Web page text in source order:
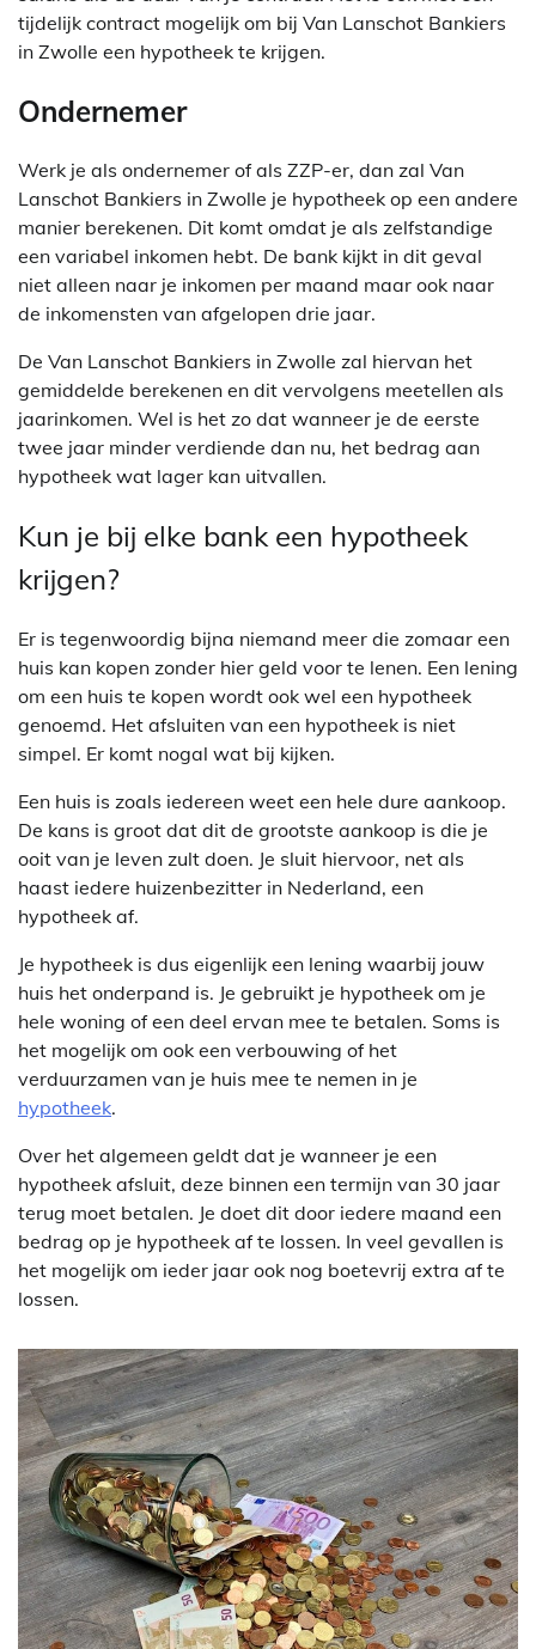
tijdelijk contract mogelijk om bij Van Lanschot Bankiers
in Zwolle een hypotheek te krijgen.
Ondernemer
Werk je als ondernemer of als ZZP-er, dan zal Van
Lanschot Bankiers in Zwolle je hypotheek op een andere
manier berekenen. Dit komt omdat je als zelfstandige
een variabel inkomen hebt. De bank kijkt in dit geval
niet alleen naar je inkomen per maand maar ook naar
de inkomensten van afgelopen drie jaar.
De Van Lanschot Bankiers in Zwolle zal hiervan het
gemiddelde berekenen en dit vervolgens meetellen als
jaarinkomen. Wel is het zo dat wanneer je de eerste
twee jaar minder verdiende dan nu, het bedrag aan
hypotheek wat lager kan uitvallen.
Kun je bij elke bank een hypotheek
krijgen?
Er is tegenwoordig bijna niemand meer die zomaar een
huis kan kopen zonder hier geld voor te lenen. Een lening
om een huis te kopen wordt ook wel een hypotheek
genoemd. Het afsluiten van een hypotheek is niet
simpel. Er komt nogal wat bij kijken.
Een huis is zoals iedereen weet een hele dure aankoop.
De kans is groot dat dit de grootste aankoop is die je
ooit van je leven zult doen. Je sluit hiervoor, net als
haast iedere huizenbezitter in Nederland, een
hypotheek af.
Je hypotheek is dus eigenlijk een lening waarbij jouw
huis het onderpand is. Je gebruikt je hypotheek om je
hele woning of een deel ervan mee te betalen. Soms is
het mogelijk om ook een verbouwing of het
verduurzamen van je huis mee te nemen in je
hypotheek.
Over het algemeen geldt dat je wanneer je een
hypotheek afsluit, deze binnen een termijn van 30 jaar
terug moet betalen. Je doet dit door iedere maand een
bedrag op je hypotheek af te lossen. In veel gevallen is
het mogelijk om ieder jaar ook nog boetevrij extra af te
lossen.